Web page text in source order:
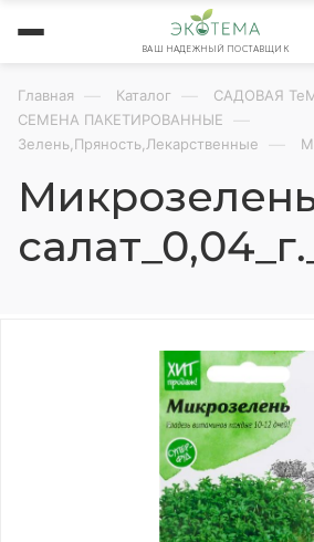
ВАШ НАДЕЖНЫЙ ПОСТАВЩИК
Главная — Каталог — САДОВАЯ
СЕМЕНА ПАКЕТИРОВАННЫЕ —
Зелень,Пряность,Лекарственные —